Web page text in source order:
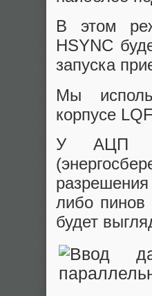
В этом
HSYNC
запуска
Мы
корпусе
У АЦП
либо пинов
будет